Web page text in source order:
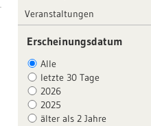
Veranstaltungen
Erscheinungsdatum
Alle
letzte 30 Tage
2026
2025
älter als 2 Jahre